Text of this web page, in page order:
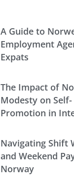
A Guide to
Employment
Expats
The Impact of
Modesty on Self-
Promotion in
Navigating Shift
and Weekend
Norway